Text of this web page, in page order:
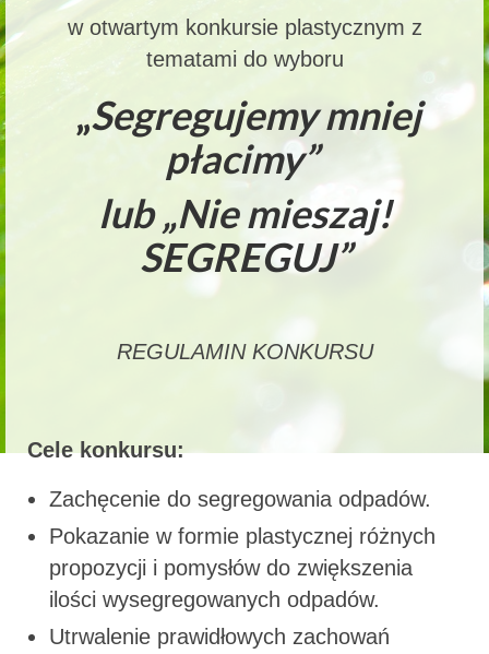
w otwartym konkursie plastycznym z
tematami do wyboru
„Segregujemy mniej
płacimy”
lub „Nie mieszaj!
SEGREGUJ”
REGULAMIN KONKURSU
Cele konkursu:
Zachęcenie do segregowania odpadów.
Pokazanie w formie plastycznej różnych
propozycji i pomysłów do zwiększenia
ilości wysegregowanych odpadów.
Utrwalenie prawidłowych zachowań